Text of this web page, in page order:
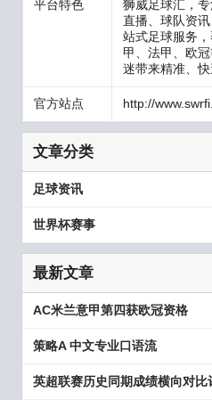
平台特色
狮威足球汇，
直播、球队资
站式足球服务
甲、法甲、欧
迷带来精准、快
官方站点 http://
文章分类
足球资讯
世界杯赛事
最新文章
AC米兰意甲第四获欧冠资格
策略A 中文专业口语流
英超联赛历史同期成绩横向对比